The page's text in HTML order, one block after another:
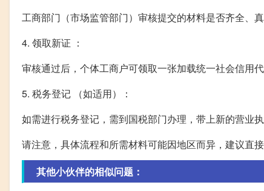
工商部门（市场监管部门）审核提交的材料是否齐全、真
4. 领取新证 ：
审核通过后，个体工商户可领取一张加载统一社会信用代
5. 税务登记 （如适用）：
如需进行税务登记，需到国税部门办理，带上新的营业
请注意，具体流程和所需材料可能因地区而异，建议直
其他小伙伴的相似问题：